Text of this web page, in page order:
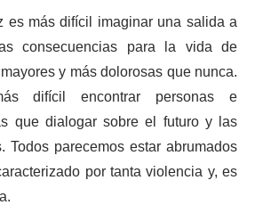
es más difícil imaginar una salida a
consecuencias para la vida de
y más dolorosas que nunca.
difícil encontrar personas e
que dialogar sobre el futuro y las
Todos parecemos estar abrumados
por tanta violencia y, es